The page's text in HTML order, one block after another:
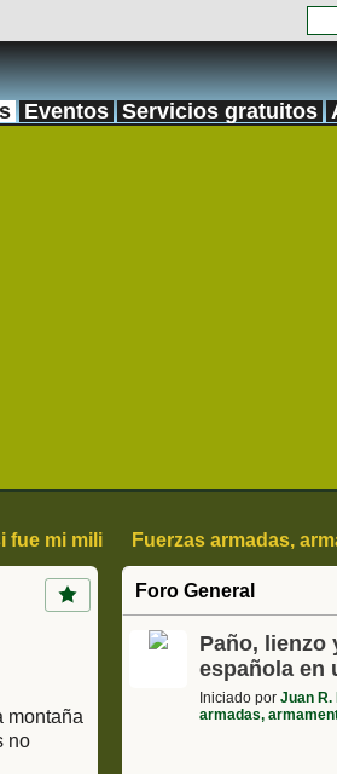
Eventos Servicios gratuitos
fue mi mili
Fuerzas armadas,
y tecnología
Motor - coches,
montaña
no
Foro General
Paño, lienzo
española en
Iniciado porJuan R.
armadas,